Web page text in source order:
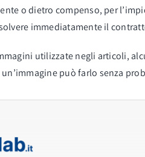
o dietro compenso, per
immediatamente il
utilizzate negli articoli,
può farlo senza